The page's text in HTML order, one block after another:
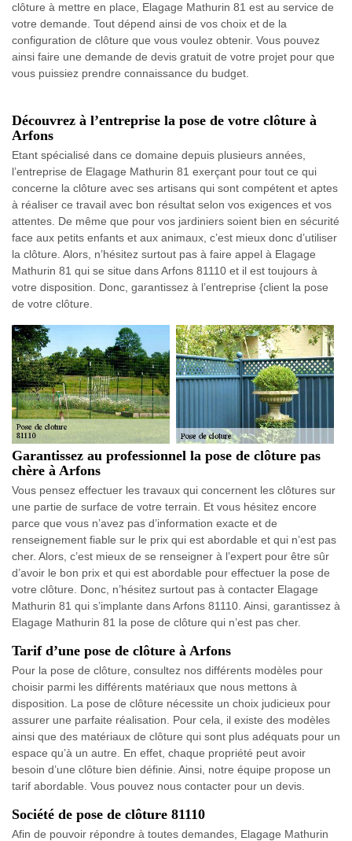
clôture à mettre en place, Elagage Mathurin 81 est au service de
votre demande. Tout dépend ainsi de vos choix et de la
configuration de clôture que vous voulez obtenir. Vous pouvez
ainsi faire une demande de devis gratuit de votre projet pour que
vous puissiez prendre connaissance du budget.
Découvrez à l’entreprise la pose de votre clôture à
Arfons
Etant spécialisé dans ce domaine depuis plusieurs années,
l’entreprise de Elagage Mathurin 81 exerçant pour tout ce qui
concerne la clôture avec ses artisans qui sont compétent et aptes
à réaliser ce travail avec bon résultat selon vos exigences et vos
attentes. De même que pour vos jardiniers soient bien en sécurité
face aux petits enfants et aux animaux, c’est mieux donc d’utiliser
la clôture. Alors, n’hésitez surtout pas à faire appel à Elagage
Mathurin 81 qui se situe dans Arfons 81110 et il est toujours à
votre disposition. Donc, garantissez à l’entreprise {client la pose
de votre clôture.
Garantissez au professionnel la pose de clôture pas
chère à Arfons
Vous pensez effectuer les travaux qui concernent les clôtures sur
une partie de surface de votre terrain. Et vous hésitez encore
parce que vous n’avez pas d’information exacte et de
renseignement fiable sur le prix qui est abordable et qui n’est pas
cher. Alors, c’est mieux de se renseigner à l’expert pour être sûr
d’avoir le bon prix et qui est abordable pour effectuer la pose de
votre clôture. Donc, n’hésitez surtout pas à contacter Elagage
Mathurin 81 qui s’implante dans Arfons 81110. Ainsi, garantissez à
Elagage Mathurin 81 la pose de clôture qui n’est pas cher.
Tarif d’une pose de clôture à Arfons
Pour la pose de clôture, consultez nos différents modèles pour
choisir parmi les différents matériaux que nous mettons à
disposition. La pose de clôture nécessite un choix judicieux pour
assurer une parfaite réalisation. Pour cela, il existe des modèles
ainsi que des matériaux de clôture qui sont plus adéquats pour un
espace qu’à un autre. En effet, chaque propriété peut avoir
besoin d’une clôture bien définie. Ainsi, notre équipe propose un
tarif abordable. Vous pouvez nous contacter pour un devis.
Société de pose de clôture 81110
Afin de pouvoir répondre à toutes demandes, Elagage Mathurin